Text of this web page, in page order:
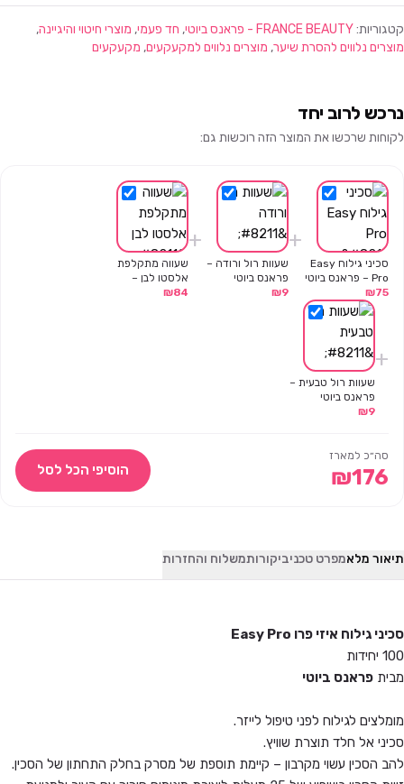
קטגוריות:FRANCE BEAUTY - פראנס ביוטי , חד פעמי, מוצרי חיטוי והיגיינה,
מוצרים נלווים להסרת שיער, מוצרים נלווים למקעקעים, מקעקעים
נרכש לרוב יחד
לקוחות שרכשו את המוצר הזה רוכשות גם:
סכיני גילוח Easy
Pro – פראנס ביוטי
₪75
+
שעוות רול ורודה –
פראנס ביוטי
₪9
+
שעווה מתקלפת
אלסטו לבן –
פראנס ביוטי –
₪84
+
שעוות רול טבעית –
פראנס ביוטי
₪9
סה״כ למארז
₪176 הוסיפי הכל לסל
תיאור מלאמפרט טכניביקורותמשלוח והחזרות
סכיני גילוח איזי פרו Easy Pro
100 יחידות
מבית פראנס ביוטי
מומלצים לגילוח לפני טיפול לייזר.
סכיני אל חלד תוצרת שוויץ.
להב הסכין עשוי מקרבון – קיימת תוספת של מסרק בחלק התחתון של הסכין.